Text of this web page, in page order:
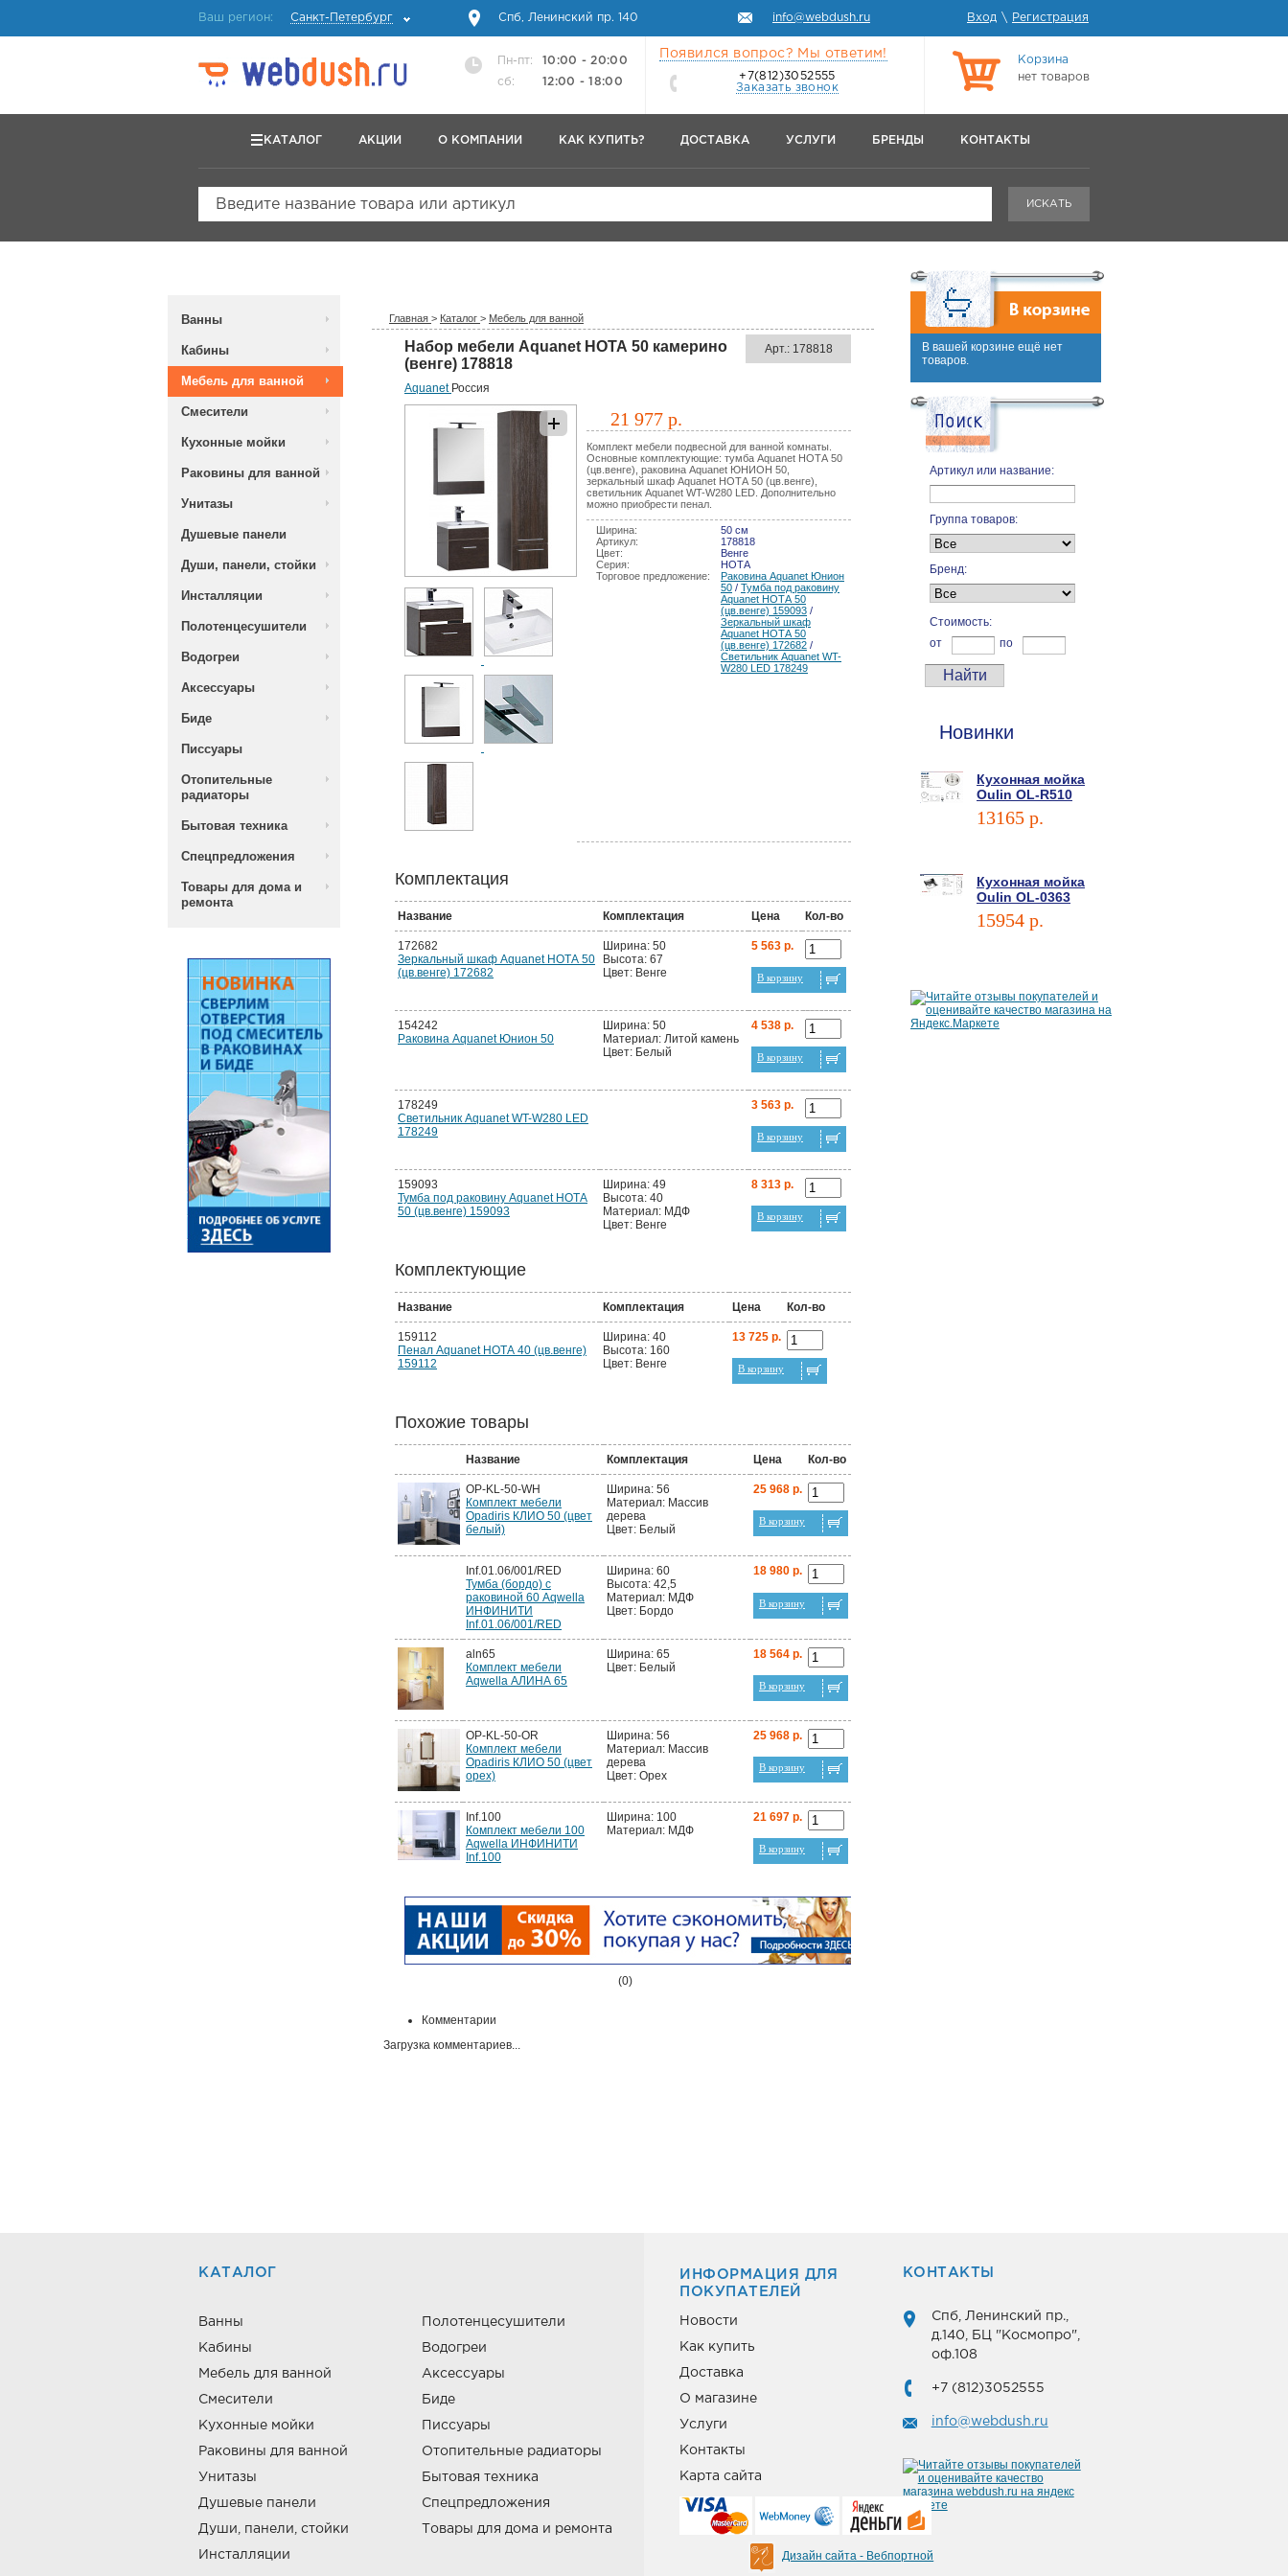
Ваш регион: Санкт-Петербург Спб, Ленинский пр. 140 info@webdush.ru Вход \ Регистрация
Пн-пт:
10:00 - 20:00
сб:
12:00 - 18:00
Появился вопрос? Мы ответим!
+7(812)3052555
Заказать звонок
Корзина
нет товаров
КАТАЛОГ АКЦИИ О КОМПАНИИ КАК КУПИТЬ? ДОСТАВКА УСЛУГИ БРЕНДЫ КОНТАКТЫ
Введите название товара или артикул ИСКАТЬ
Ванны
Кабины
Мебель для ванной
Смесители
Кухонные мойки
Раковины для ванной
Унитазы
Душевые панели
Души, панели, стойки
Инсталляции
Полотенцесушители
Водогреи
Аксессуары
Биде
Писсуары
Отопительные
радиаторы
Бытовая техника
Спецпредложения
Товары для дома и
ремонта
Главная > Каталог > Мебель для ванной
Набор мебели Aquanet НОТА 50 камерино
(венге) 178818
Арт.: 178818
Aquanet Россия
21 977 р.
Комплект мебели подвесной для ванной комнаты.
Основные комплектующие: тумба Aquanet НОТА 50
(цв.венге), раковина Aquanet ЮНИОН 50,
зеркальный шкаф Aquanet НОТА 50 (цв.венге),
светильник Aquanet WT-W280 LED. Дополнительно
можно приобрести пенал.
Ширина:
50 см
Артикул:
178818
Цвет:
Венге
Серия:
НОТА
Торговое предложение:
Раковина Aquanet Юнион
50 / Тумба под раковину
Aquanet НОТА 50
(цв.венге) 159093 /
Зеркальный шкаф
Aquanet НОТА 50
(цв.венге) 172682 /
Светильник Aquanet WT-
W280 LED 178249
Комплектация
Название Комплектация Цена Кол-во
172682
Зеркальный шкаф Aquanet НОТА 50
(цв.венге) 172682
Ширина: 50
Высота: 67
Цвет: Венге
5 563 р.
В корзину
154242
Раковина Aquanet Юнион 50
Ширина: 50
Материал: Литой камень
Цвет: Белый
4 538 р.
В корзину
178249
Светильник Aquanet WT-W280 LED
178249
3 563 р.
В корзину
159093
Тумба под раковину Aquanet НОТА
50 (цв.венге) 159093
Ширина: 49
Высота: 40
Материал: МДФ
Цвет: Венге
8 313 р.
В корзину
Комплектующие
Название Комплектация Цена Кол-во
159112
Пенал Aquanet НОТА 40 (цв.венге)
159112
Ширина: 40
Высота: 160
Цвет: Венге
13 725 р.
В корзину
Похожие товары
Название Комплектация Цена Кол-во
OP-KL-50-WH
Комплект мебели
Opadiris КЛИО 50 (цвет
белый)
Ширина: 56
Материал: Массив
дерева
Цвет: Белый
25 968 р.
В корзину
Inf.01.06/001/RED
Тумба (бордо) с
раковиной 60 Aqwella
ИНФИНИТИ
Inf.01.06/001/RED
Ширина: 60
Высота: 42,5
Материал: МДФ
Цвет: Бордо
18 980 р.
В корзину
aln65
Комплект мебели
Aqwella АЛИНА 65
Ширина: 65
Цвет: Белый
18 564 р.
В корзину
OP-KL-50-OR
Комплект мебели
Opadiris КЛИО 50 (цвет
орех)
Ширина: 56
Материал: Массив
дерева
Цвет: Орех
25 968 р.
В корзину
Inf.100
Комплект мебели 100
Aqwella ИНФИНИТИ
Inf.100
Ширина: 100
Материал: МДФ
21 697 р.
В корзину
(0)
Комментарии
Загрузка комментариев...
В вашей корзине ещё нет
товаров.
Артикул или название:
Группа товаров:
Бренд:
Стоимость:
от
по
Новинки
Кухонная мойка
Oulin OL-R510
13165 p.
Кухонная мойка
Oulin OL-0363
15954 p.
КАТАЛОГ
Ванны
Кабины
Мебель для ванной
Смесители
Кухонные мойки
Раковины для ванной
Унитазы
Душевые панели
Души, панели, стойки
Инсталляции
Полотенцесушители
Водогреи
Аксессуары
Биде
Писсуары
Отопительные радиаторы
Бытовая техника
Спецпредложения
Товары для дома и ремонта
ИНФОРМАЦИЯ ДЛЯ
ПОКУПАТЕЛЕЙ
Новости
Как купить
Доставка
О магазине
Услуги
Контакты
Карта сайта
Дизайн сайта - Вебпортной
КОНТАКТЫ
Спб, Ленинский пр.,
д.140, БЦ "Космопро",
оф.108
+7 (812)3052555
info@webdush.ru